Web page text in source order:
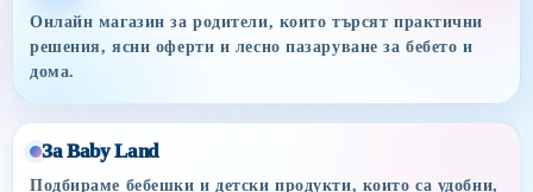
Онлайн магазин за родители, които търсят практични
решения, ясни оферти и лесно пазаруване за бебето и
дома.
За Baby Land
Подбираме бебешки и детски продукти, които са удобни,